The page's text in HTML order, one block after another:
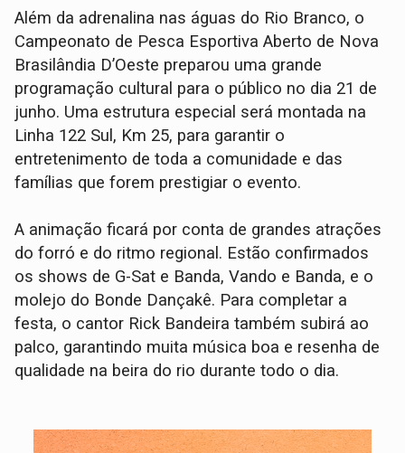
Além da adrenalina nas águas do Rio Branco, o
Campeonato de Pesca Esportiva Aberto de Nova
Brasilândia D’Oeste preparou uma grande
programação cultural para o público no dia 21 de
junho. Uma estrutura especial será montada na
Linha 122 Sul, Km 25, para garantir o
entretenimento de toda a comunidade e das
famílias que forem prestigiar o evento.
A animação ficará por conta de grandes atrações
do forró e do ritmo regional. Estão confirmados
os shows de G-Sat e Banda, Vando e Banda, e o
molejo do Bonde Dançakê. Para completar a
festa, o cantor Rick Bandeira também subirá ao
palco, garantindo muita música boa e resenha de
qualidade na beira do rio durante todo o dia.